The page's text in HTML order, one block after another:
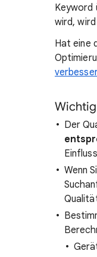
Keyword
wird,
Hat eine
Wichtig
Der
Wenn